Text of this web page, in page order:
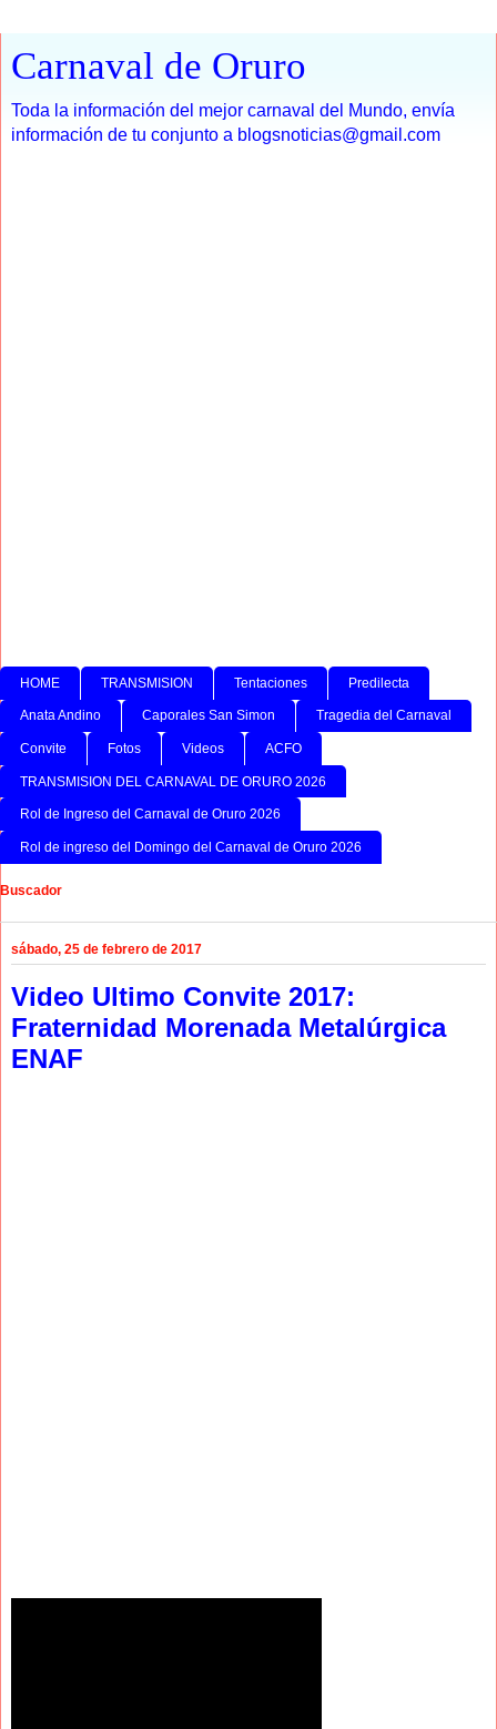
Carnaval de Oruro
Toda la información del mejor carnaval del Mundo, envía
información de tu conjunto a blogsnoticias@gmail.com
HOME TRANSMISION Tentaciones Predilecta
Anata Andino Caporales San Simon Tragedia del Carnaval
Convite Fotos Videos ACFO
TRANSMISION DEL CARNAVAL DE ORURO 2026
Rol de Ingreso del Carnaval de Oruro 2026
Rol de ingreso del Domingo del Carnaval de Oruro 2026
Buscador
sábado, 25 de febrero de 2017
Video Ultimo Convite 2017:
Fraternidad Morenada Metalúrgica
ENAF